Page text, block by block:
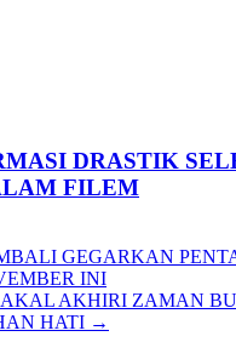
DRASTIK
FILEM
GEGARKAN
INI
AKHIRI ZAMAN
HATI →